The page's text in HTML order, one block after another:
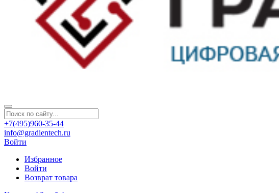
+7(495)960-35-44
info@gradientech.ru
Войти
Избранное
Войти
Возврат товара